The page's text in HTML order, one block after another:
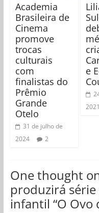
Academia
Brasileira de
Cinema
promove
trocas
culturais
com
finalistas do
Prêmio
Grande
Otelo
31 de julho de
2024
2
e
2021
One thought
produzirá
infantil “O Ovo